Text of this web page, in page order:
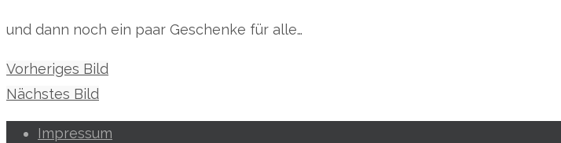
und dann noch ein paar Geschenke für alle…
Vorheriges Bild
Nächstes Bild
Impressum